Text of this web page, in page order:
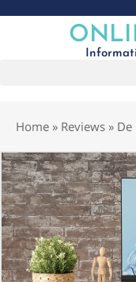
Home » Reviews »